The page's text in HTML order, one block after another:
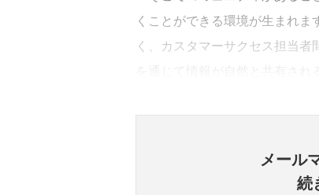
くことができる環境が生まれ
く、カスタマーサクセス担当
メール
続